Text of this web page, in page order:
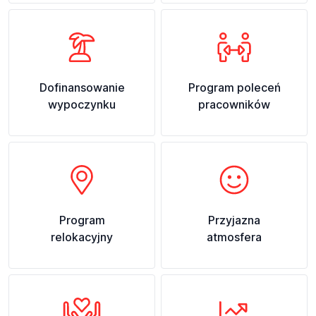
Dofinansowanie
wypoczynku
Program poleceń
pracowników
Program
relokacyjny
Przyjazna
atmosfera